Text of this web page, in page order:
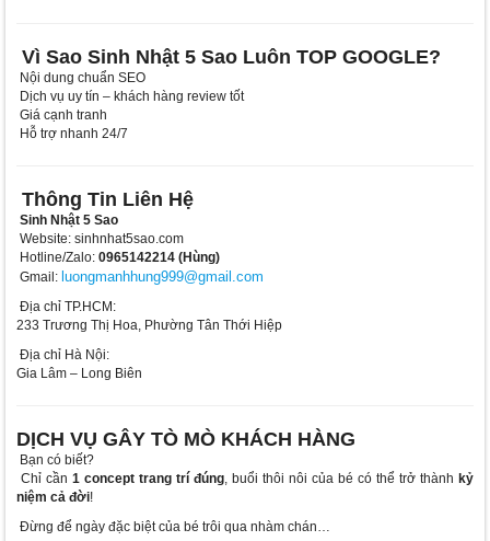
Vì Sao Sinh Nhật 5 Sao Luôn TOP GOOGLE?
Nội dung chuẩn SEO
Dịch vụ uy tín – khách hàng review tốt
Giá cạnh tranh
Hỗ trợ nhanh 24/7
Thông Tin Liên Hệ
Sinh Nhật 5 Sao
Website: sinhnhat5sao.com
Hotline/Zalo: 0965142214 (Hùng)
Gmail: luongmanhhung999@gmail.com
Địa chỉ TP.HCM:
233 Trương Thị Hoa, Phường Tân Thới Hiệp
Địa chỉ Hà Nội:
Gia Lâm – Long Biên
DỊCH VỤ GÂY TÒ MÒ KHÁCH HÀNG
Bạn có biết?
Chỉ cần 1 concept trang trí đúng, buổi thôi nôi của bé có thể trở thành kỷ
niệm cả đời!
Đừng để ngày đặc biệt của bé trôi qua nhàm chán…